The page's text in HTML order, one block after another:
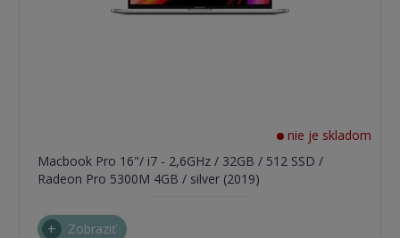
nie je skladom
Macbook Pro 16"/ i7 - 2,6GHz / 32GB / 512 SSD /
Radeon Pro 5300M 4GB / silver (2019)
Zobraziť